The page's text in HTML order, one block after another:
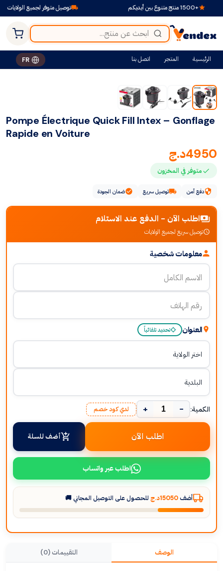
توصيل متوفر لجميع الولايات
الرئيسية المتجر اتصل بنا FR
Pompe Électrique Quick Fill Intex – Gonflage
Rapide en Voiture
4950د.ج
متوفر في المخزون
دفع آمن توصيل سريع ضمان الجودة
اطلب الآن - الدفع عند الاستلام
توصيل سريع لجميع الولايات
معلومات شخصية
العنوان تحديد تلقائياً
الكمية: −
+ لدي كود خصم
اطلب الآن أضف للسلة
اطلب عبر واتساب
أضف 15050د.ج للحصول على التوصيل المجاني 🚚
الوصف التقييمات (0)